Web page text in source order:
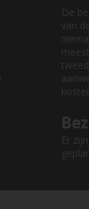
De
van
Er